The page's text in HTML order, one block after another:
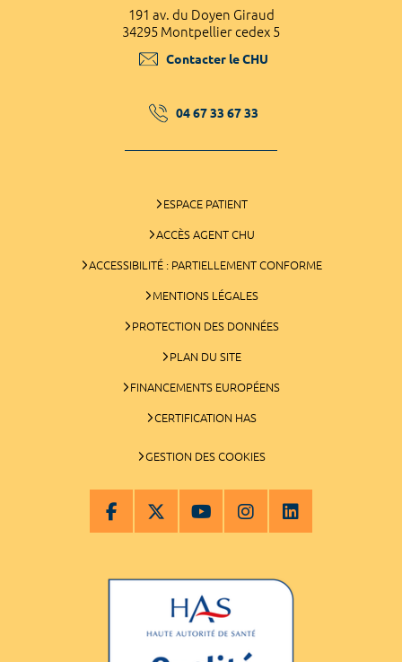
191 av. du Doyen Giraud
34295 Montpellier cedex 5
Contacter le CHU
04 67 33 67 33
ESPACE PATIENT
ACCÈS AGENT CHU
ACCESSIBILITÉ : PARTIELLEMENT CONFORME
MENTIONS LÉGALES
PROTECTION DES DONNÉES
PLAN DU SITE
FINANCEMENTS EUROPÉENS
CERTIFICATION HAS
GESTION DES COOKIES